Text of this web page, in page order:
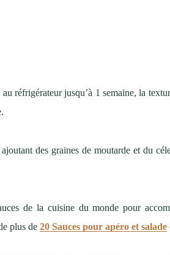
réfrigérateur jusqu’à 1 semaine, la
des graines de moutarde et du
de la cuisine du monde pour
plus de 20 Sauces pour apéro et salade